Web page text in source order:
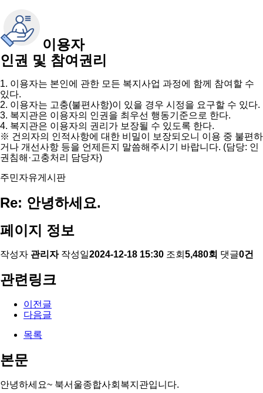
이용자
인권 및 참여권리
1. 이용자는 본인에 관한 모든 복지사업 과정에 함께 참여할 수
있다.
2. 이용자는 고충(불편사항)이 있을 경우 시정을 요구할 수 있다.
3. 복지관은 이용자의 인권을 최우선 행동기준으로 한다.
4. 복지관은 이용자의 권리가 보장될 수 있도록 한다.
※ 건의자의 인적사항에 대한 비밀이 보장되오니 이용 중 불편하
거나 개선사항 등을 언제든지 말씀해주시기 바랍니다. (담당: 인
권침해·고충처리 담당자)
주민자유게시판
Re: 안녕하세요.
페이지 정보
작성자 관리자 작성일2024-12-18 15:30 조회 5,480회 댓글0건
관련링크
이전글
다음글
목록
본문
안녕하세요~ 북서울종합사회복지관입니다.